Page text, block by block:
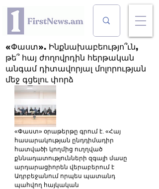
«Փաստ». Ինքնախաբեությո՞ւն,
թե՞ հայ ժողովրդին հերթական
անգամ դիտավորյալ մոլորության
մեջ գցելու փորձ
«Փաստ» օրաթերթը գրում է. «Հայ
հասարակության ընդդիմադիր
հատվածի կողմից ուղղված
քննադատությունների զգալի մասը
արդարացիորեն վերաբերում է
Ադրբեջանում որպես պատանդ
պահվող հայկական